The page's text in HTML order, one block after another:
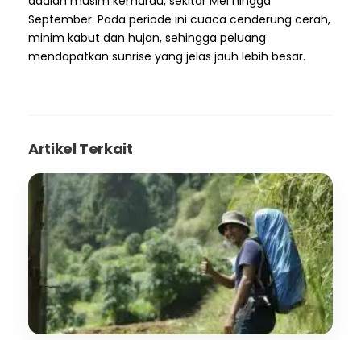
September. Pada periode ini cuaca cenderung cerah,
minim kabut dan hujan, sehingga peluang
mendapatkan sunrise yang jelas jauh lebih besar.
Artikel Terkait